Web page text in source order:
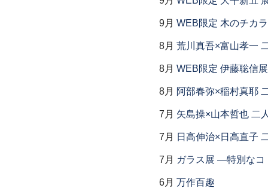
9月 WEB限定 木のチカ
8月 荒川真吾×富山孝一
8月 WEB限定 伊藤聡信展
8月 阿部春弥×稲村真耶
7月 矢島操×山本哲也 二
7月 日高伸治×日高直子
7月 ガラス展 ―特別な
6月 万作百趣